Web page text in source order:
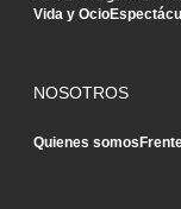
Vida y Ocio
NOSOTROS
Quienes somos